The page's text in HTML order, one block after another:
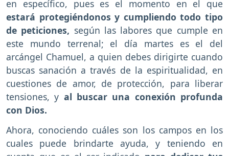
en específico, pues es el momento en el que
estará protegiéndonos y cumpliendo todo tipo
de peticiones, según las labores que cumple en
este mundo terrenal; el día martes es el del
arcángel Chamuel, a quien debes dirigirte cuando
buscas sanación a través de la espiritualidad, en
cuestiones de amor, de protección, para liberar
tensiones, y al buscar una conexión profunda
con Dios.
Ahora, conociendo cuáles son los campos en los
cuales puede brindarte ayuda, y teniendo en